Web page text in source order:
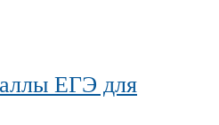
ЕГЭ для